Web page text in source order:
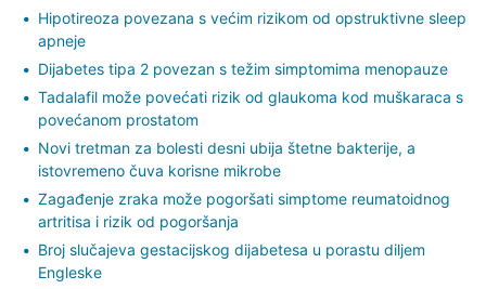
Hipotireoza povezana s većim rizikom od opstruktivne sleep
apneje
Dijabetes tipa 2 povezan s težim simptomima menopauze
Tadalafil može povećati rizik od glaukoma kod muškaraca s
povećanom prostatom
Novi tretman za bolesti desni ubija štetne bakterije, a
istovremeno čuva korisne mikrobe
Zagađenje zraka može pogoršati simptome reumatoidnog
artritisa i rizik od pogoršanja
Broj slučajeva gestacijskog dijabetesa u porastu diljem
Engleske